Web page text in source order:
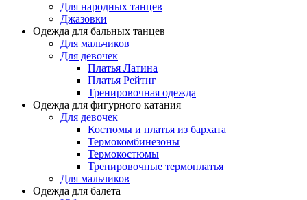
Для народных танцев
Джазовки
Одежда для бальных танцев
Для мальчиков
Для девочек
Платья Латина
Платья Рейтнг
Тренировочная одежда
Одежда для фигурного катания
Для девочек
Костюмы и платья из бархата
Термокомбинезоны
Термокостюмы
Тренировочные термоплатья
Для мальчиков
Одежда для балета